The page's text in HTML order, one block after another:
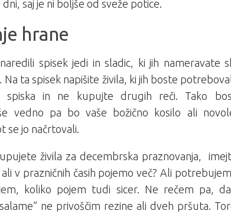
saj je ni boljše od sveže potice.
hrane
spisek jedi in sladic, ki jih nameravate
Na ta spisek napišite živila, ki jih boste
spiska in ne kupujte drugih reči. Tako
vedno pa bo vaše božično kosilo ali
se jo načrtovali.
živila za decembrska praznovanja,
v prazničnih časih pojemo več? Ali
koliko pojem tudi sicer. Ne rečem pa,
ne privoščim rezine ali dveh pršuta.